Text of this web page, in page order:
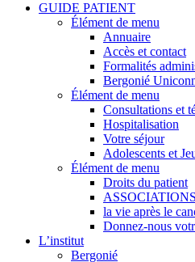
GUIDE PATIENT
Élément de menu
Annuaire
Accès et contact
Formalités
Bergonié
Élément de menu
Consultations et
Hospitalisation
Votre séjour
Adolescents et
Élément de menu
Droits du patient
la vie après le
Donnez-nous
L’institut
Bergonié